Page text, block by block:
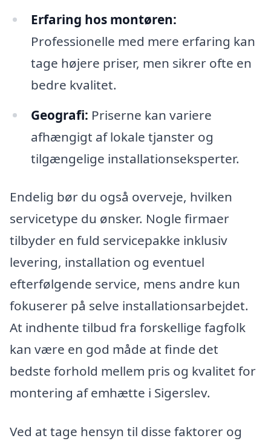
Erfaring hos montøren:
Professionelle med mere erfaring kan
tage højere priser, men sikrer ofte en
bedre kvalitet.
Geografi: Priserne kan variere
afhængigt af lokale tjanster og
tilgængelige installationseksperter.
Endelig bør du også overveje, hvilken
servicetype du ønsker. Nogle firmaer
tilbyder en fuld servicepakke inklusiv
levering, installation og eventuel
efterfølgende service, mens andre kun
fokuserer på selve installationsarbejdet.
At indhente tilbud fra forskellige fagfolk
kan være en god måde at finde det
bedste forhold mellem pris og kvalitet for
montering af emhætte i Sigerslev.
Ved at tage hensyn til disse faktorer og